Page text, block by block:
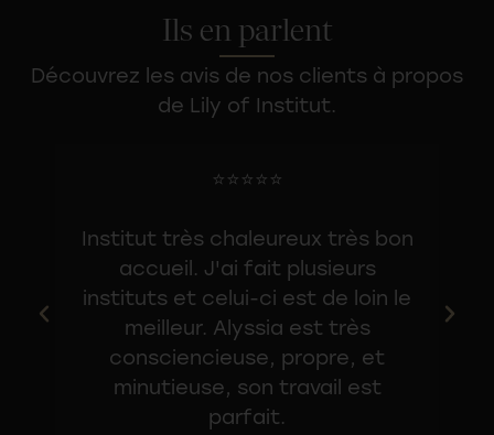
Ils en parlent
Découvrez les avis de nos clients à propos
de Lily of Institut.
⭐⭐⭐⭐⭐
Institut très chaleureux très bon
accueil. J'ai fait plusieurs
instituts et celui-ci est de loin le
meilleur. Alyssia est très
consciencieuse, propre, et
minutieuse, son travail est
parfait.